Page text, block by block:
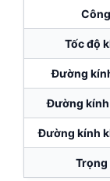
Tốc độ
Đường
Đường
Đường kính